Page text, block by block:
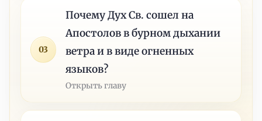
03
Почему Дух Св. сошел на
Апостолов в бурном дыхании
ветра и в виде огненных
языков?
Открыть главу